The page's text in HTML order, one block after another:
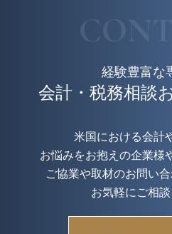
経験豊富な
会計・税務相談
米国における会計
お悩みをお抱えの企業様
ご協業や取材のお問い合
お気軽にご相談